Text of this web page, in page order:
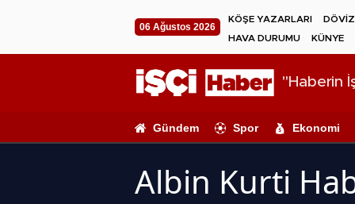
06 Ağustos 2026
KÖŞE YAZARLARI
HAVA DURUMU
KÜNYE
"Haberin
Gündem Spor Ekonomi
Albin Kurti